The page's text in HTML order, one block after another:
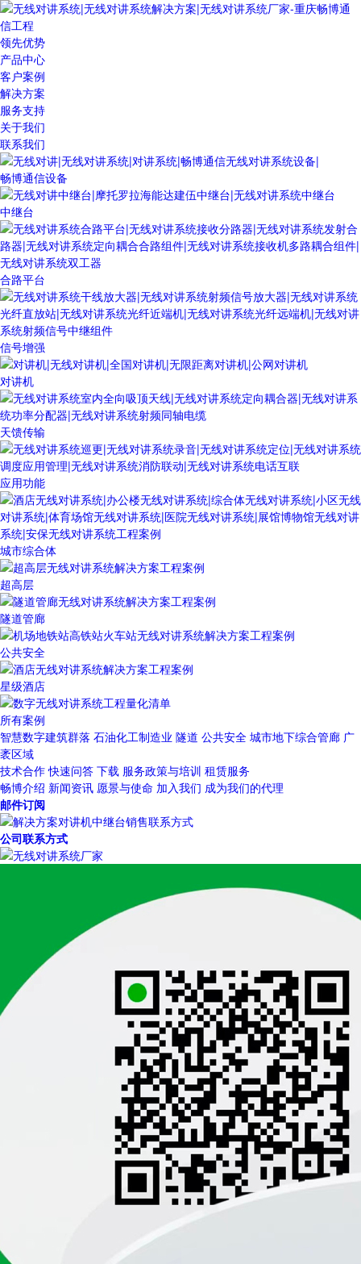
领先优势
产品中心
客户案例
解决方案
服务支持
关于我们
联系我们
畅博通信设备
中继台
合路平台
信号增强
对讲机
天馈传输
应用功能
城市综合体
超高层
隧道管廊
公共安全
星级酒店
所有案例
智慧数字建筑群落 石油化工制造业 隧道 公共安全 城市地下综合管廊 广
袤区域
技术合作 快速问答 下载 服务政策与培训 租赁服务
畅博介绍 新闻资讯 愿景与使命 加入我们 成为我们的代理
邮件订阅
公司联系方式